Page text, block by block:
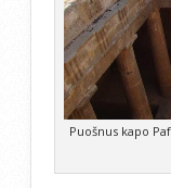
Puošnus kapo